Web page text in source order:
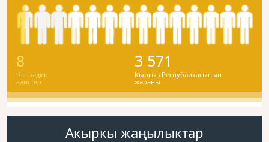
8
Чет элдик
адистер
3 571
Кыргыз Республикасынын
жараны
Акыркы жаңылыктар